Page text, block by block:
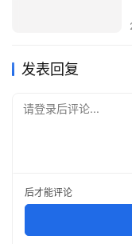
发表回复
请登录后评论...
后才能评论